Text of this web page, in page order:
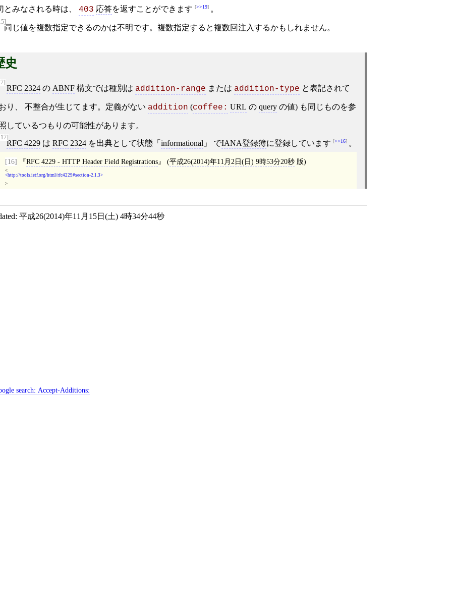
とみなされる時は、 403 応答を返すことができます >>19 。
同じ値を複数指定できるのかは不明です。複数指定すると複数回注入するかもしれません。
史
RFC 2324の ABNF構文では種別は addition-range または addition-type と表記されて
り、 不整合が生じてます。定義がない addition (coffee: URL の queryの値) も同じものを参
しているつもりの可能性があります。
RFC 4229は RFC 2324を出典として状態「 informational 」 でIANA登録簿に登録しています >>16 。
[16] RFC 4229 - HTTP Header Field Registrations (平成26(2014)年11月2日(日) 9時53分20秒版)
<
http://tools.ietf.org/html/rfc4229#section-2.1.3
>
平成26(2014)年11月15日(土) 4時34分44秒
search: Accept-Additions: